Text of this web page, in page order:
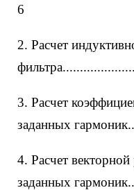
6
2. Расчет
3. Расчет
заданных
4. Расчет
заданных